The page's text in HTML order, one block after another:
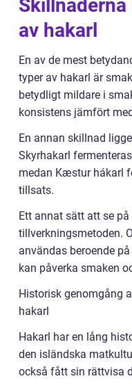
av hakarl
En av de mest
typer av hakarl är
betydligt mildare i
konsistens jämfört
En annan skillnad
Skyrhakarl
medan Kæstur hákarl
tillsats.
Ett annat sätt att se
tillverkningsmetoden.
användas beroende
kan påverka smaken
Historisk genomgång
hakarl
Hakarl har en lång
den isländska
också fått sin rättvisa